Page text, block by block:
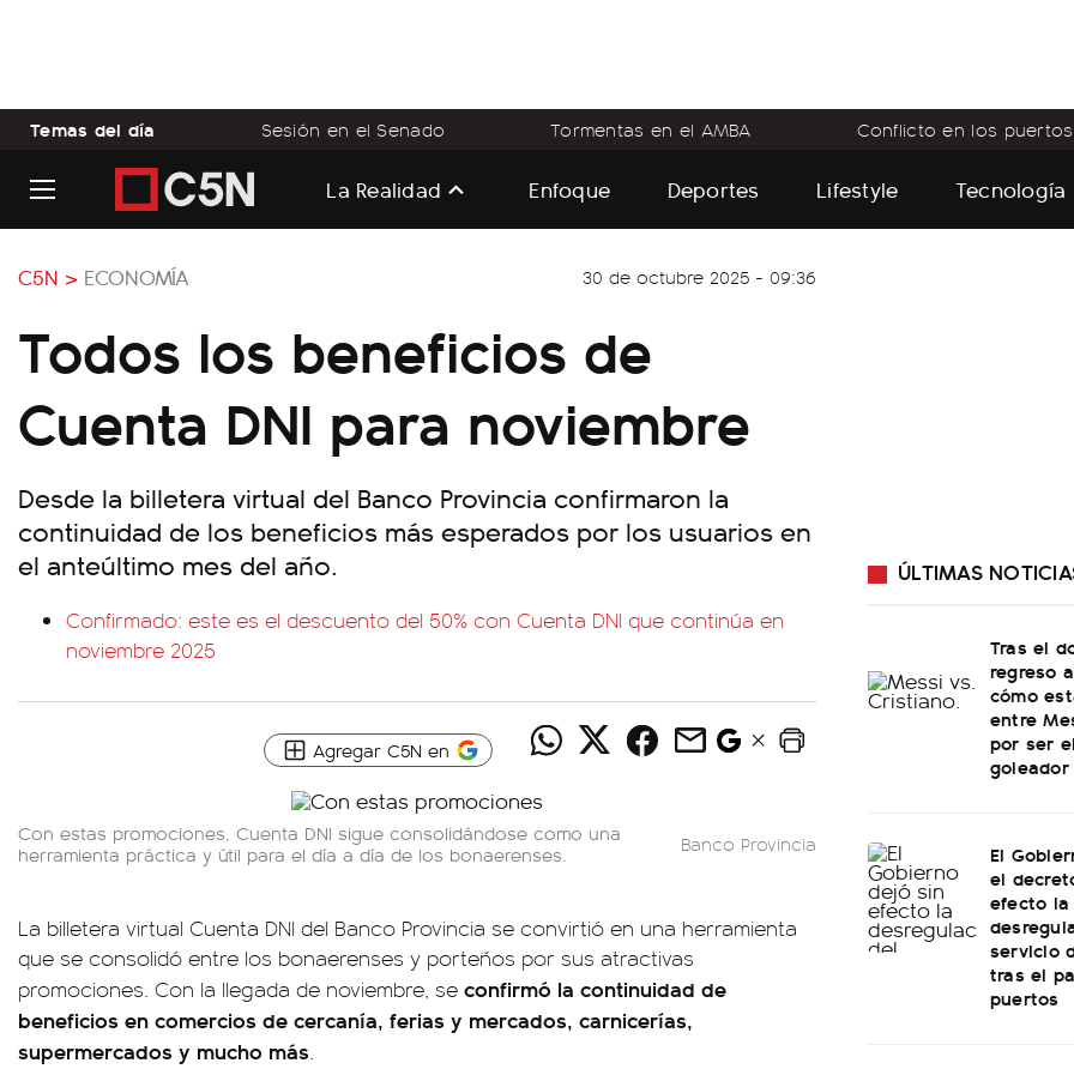
Temas del día Sesión en el Senado Tormentas en el AMBA Conflicto en los puertos
La Realidad Enfoque Deportes Lifestyle Tecnología
C5N > ECONOMÍA 30 de octubre 2025 - 09:36
Todos los beneficios de
Cuenta DNI para noviembre
Desde la billetera virtual del Banco Provincia confirmaron la
continuidad de los beneficios más esperados por los usuarios en
el anteúltimo mes del año.
Confirmado: este es el descuento del 50% con Cuenta DNI que continúa en
noviembre 2025
Agregar C5N en
Con estas promociones, Cuenta DNI sigue consolidándose como una
herramienta práctica y útil para el día a día de los bonaerenses.
Banco Provincia
La billetera virtual Cuenta DNI del Banco Provincia se convirtió en una herramienta
que se consolidó entre los bonaerenses y porteños por sus atractivas
promociones. Con la llegada de noviembre, se confirmó la continuidad de
beneficios en comercios de cercanía, ferias y mercados, carnicerías,
supermercados y mucho más.
ÚLTIMAS
Tras el
regreso
cómo
entre
por ser
El
el
efecto la
servicio
tras el
puertos